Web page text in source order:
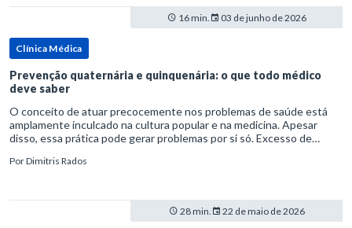
16 min. 03 de junho de 2026
Clínica Médica
Prevenção quaternária e quinquenária: o que todo médico
deve saber
O conceito de atuar precocemente nos problemas de saúde está
amplamente inculcado na cultura popular e na medicina. Apesar
disso, essa prática pode gerar problemas por si só. Excesso de
PorDimitris Rados
28 min. 22 de maio de 2026